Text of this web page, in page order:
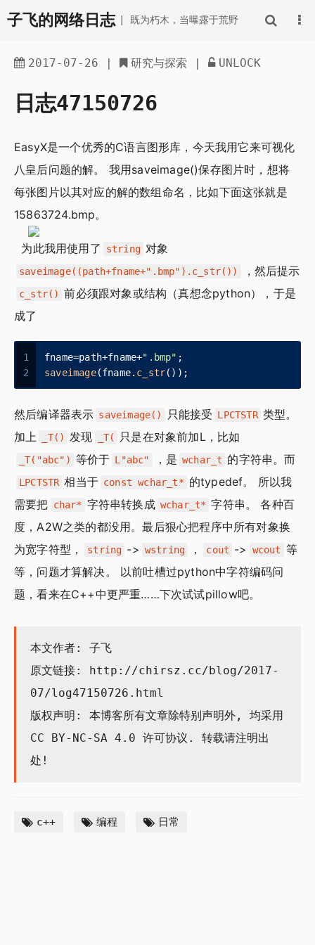
子飞的网络日志 | 既为朽木，当曝露于荒野
2017-07-26 | 研究与探索 | UNLOCK
日志47150726
EasyX是一个优秀的C语言图形库，今天我用它来可视化
八皇后问题的解。 我用saveimage()保存图片时，想将
每张图片以其对应的解的数组命名，比如下面这张就是
15863724.bmp。
为此我用使用了 string 对象
saveimage((path+fname+".bmp").c_str()) ，然后提示
c_str() 前必须跟对象或结构（真想念python），于是
成了
1
2
fname=path+fname+".bmp" ;
saveimage(fname. c_str());
然后编译器表示 saveimage() 只能接受 LPCTSTR 类型。
加上
_T() 发现 _T( 只是在对象前加L，比如
_T("abc") 等价于 L"abc" ，是 wchar_t 的字符串。而
LPCTSTR 相当于 const wchar_t* 的typedef。 所以我
需要把 char* 字符串转换成 wchar_t* 字符串。 各种百
度，A2W之类的都没用。最后狠心把程序中所有对象换
为宽字符型，
string -> wstring ， cout -> wcout 等
等，问题才算解决。 以前吐槽过python中字符编码问
题，看来在C++中更严重……下次试试pillow吧。
本文作者: 子飞
原文链接: http://chirsz.cc/blog/2017-
07/log47150726.html
版权声明: 本博客所有文章除特别声明外, 均采用
CC BY-NC-SA 4.0 许可协议. 转载请注明出
处!
c++ 编程 日常